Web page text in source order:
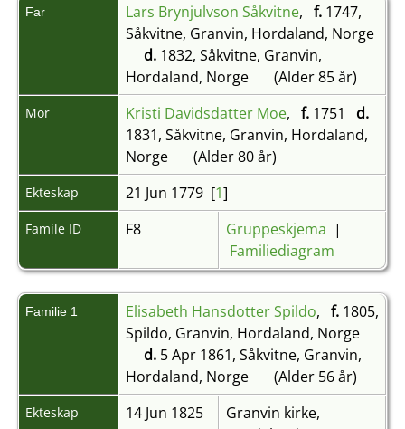
Far Lars Brynjulvson Såkvitne, f.1747,
Såkvitne, Granvin, Hordaland, Norge
d.1832, Såkvitne, Granvin,
Hordaland, Norge
(Alder 85 år)
Mor Kristi Davidsdatter Moe, f.1751 d.
1831, Såkvitne, Granvin, Hordaland,
Norge
(Alder 80 år)
Ekteskap 21 Jun 1779 [1]
Famile ID F8 Gruppeskjema |
Familiediagram
Familie 1 Elisabeth Hansdotter Spildo, f.1805,
Spildo, Granvin, Hordaland, Norge
d.5 Apr 1861, Såkvitne, Granvin,
Hordaland, Norge
(Alder 56 år)
Ekteskap 14 Jun 1825
Granvin kirke,